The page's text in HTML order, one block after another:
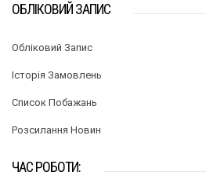
ОБЛІКОВИЙ ЗАПИС
Обліковий Запис
Історія Замовлень
Список Побажань
Розсилання Новин
ЧАС РОБОТИ: